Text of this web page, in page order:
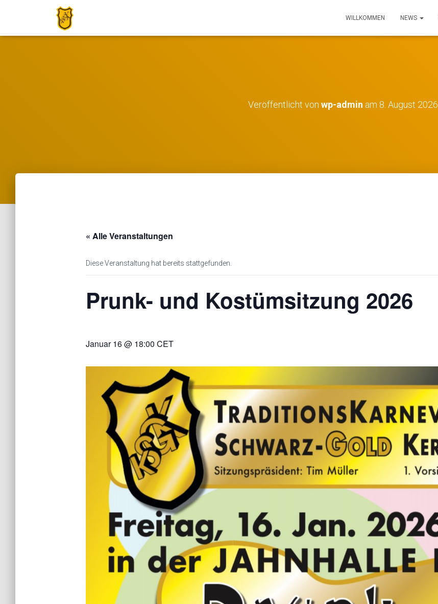
WILLKOMMEN NEWS
Veröffentlicht von wp-admin am 8. August 2026
« Alle Veranstaltungen
Diese Veranstaltung hat bereits stattgefunden.
Prunk- und Kostümsitzung 2026
Januar 16 @ 18:00 CET